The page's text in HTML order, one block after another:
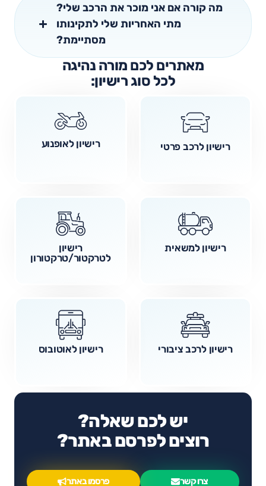
מה קורה אם אני מוכר את הרכב שלי?
מתי האחריות שלי לתקינותו
מסתיימת?
מאתרים לכם מורה נהיגה
לכל סוג רישיון:
רישיון לרכב פרטי רישיון לאופנוע
רישיון למשאית
רישיון
לטרקטור/טרקטורון
רישיון לרכב ציבורי רישיון לאוטובוס
יש לכם שאלה?
רוצים לפרסם באתר?
צרו קשר פרסמו באתר